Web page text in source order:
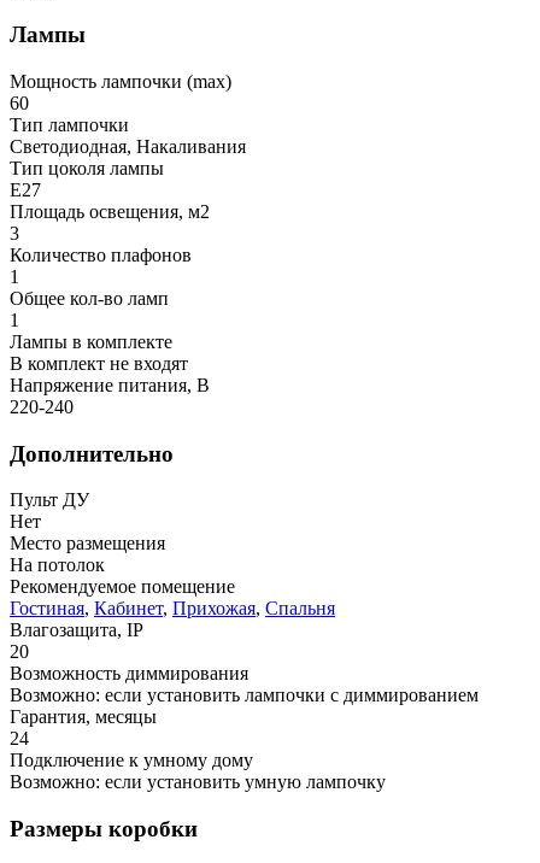
Лампы
Мощность лампочки (max)
60
Тип лампочки
Светодиодная, Накаливания
Тип цоколя лампы
E27
Площадь освещения, м2
3
Количество плафонов
1
Общее кол-во ламп
1
Лампы в комплекте
В комплект не входят
Напряжение питания, В
220-240
Дополнительно
Пульт ДУ
Нет
Место размещения
На потолок
Рекомендуемое помещение
Гостиная, Кабинет, Прихожая, Спальня
Влагозащита, IP
20
Возможность диммирования
Возможно: если установить лампочки с диммированием
Гарантия, месяцы
24
Подключение к умному дому
Возможно: если установить умную лампочку
Размеры коробки